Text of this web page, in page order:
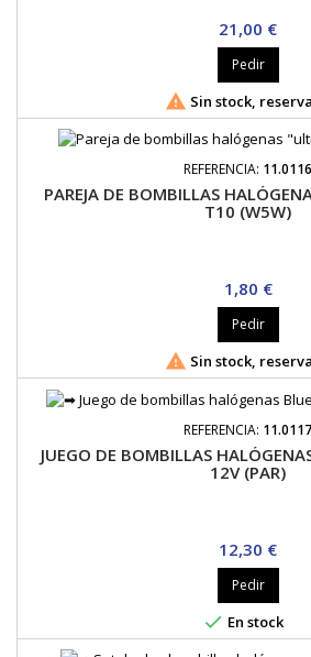
Precio
21,00 €
Pedir
 Sin stock,
REFERENCIA: 11.0116
PAREJA DE BOMBILLAS
T10 (W5W)
Precio
1,80 €
Pedir
 Sin stock,
REFERENCIA: 11.0117
JUEGO DE BOMBILLAS
12V (PAR)
Precio
12,30 €
Pedir
 En stock